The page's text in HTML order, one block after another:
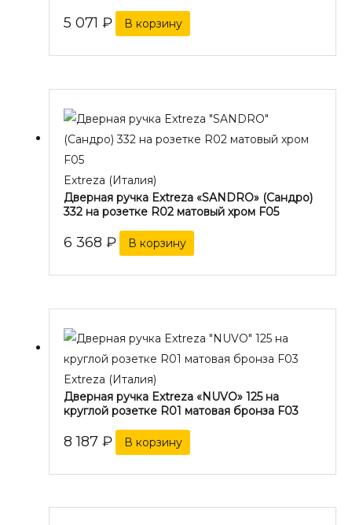
5 071 ₽ В корзину
Extreza (Италия)
Дверная ручка Extreza «SANDRO» (Сандро)
332 на розетке R02 матовый хром F05
6 368 ₽ В корзину
Extreza (Италия)
Дверная ручка Extreza «NUVO» 125 на
круглой розетке R01 матовая бронза F03
8 187 ₽ В корзину